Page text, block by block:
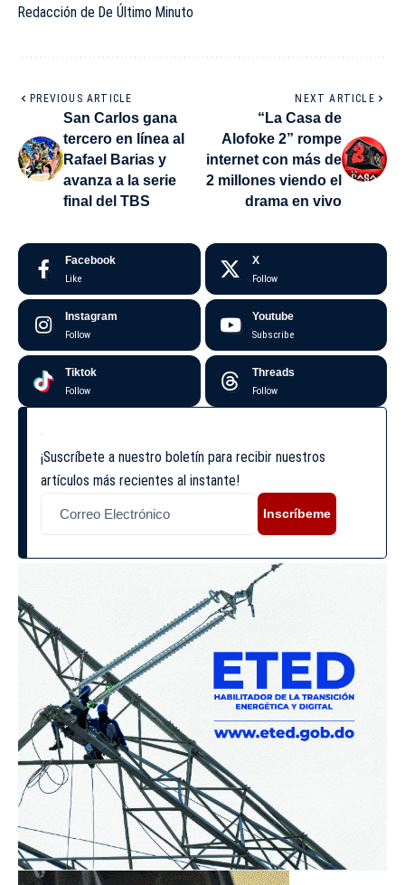
Redacción de De Último Minuto
PREVIOUS ARTICLE
San Carlos gana
tercero en línea al
Rafael Barias y
avanza a la serie
final del TBS
NEXT ARTICLE
“La Casa de
Alofoke 2” rompe
internet con más de
2 millones viendo el
drama en vivo
Facebook
Like
X
Follow
Instagram
Follow
Youtube
Subscribe
Tiktok
Follow
Threads
Follow
¡Suscríbete a nuestro boletín para recibir nuestros
artículos más recientes al instante!
Inscríbeme